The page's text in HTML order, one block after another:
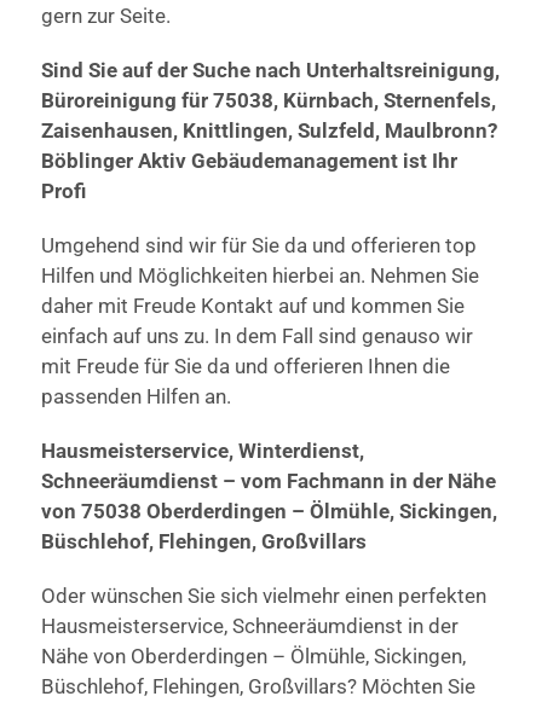
gern zur Seite.
Sind Sie auf der Suche nach Unterhaltsreinigung,
Büroreinigung für 75038, Kürnbach, Sternenfels,
Zaisenhausen, Knittlingen, Sulzfeld, Maulbronn?
Böblinger Aktiv Gebäudemanagement ist Ihr
Profi
Umgehend sind wir für Sie da und offerieren top
Hilfen und Möglichkeiten hierbei an. Nehmen Sie
daher mit Freude Kontakt auf und kommen Sie
einfach auf uns zu. In dem Fall sind genauso wir
mit Freude für Sie da und offerieren Ihnen die
passenden Hilfen an.
Hausmeisterservice, Winterdienst,
Schneeräumdienst – vom Fachmann in der Nähe
von 75038 Oberderdingen – Ölmühle, Sickingen,
Büschlehof, Flehingen, Großvillars
Oder wünschen Sie sich vielmehr einen perfekten
Hausmeisterservice, Schneeräumdienst in der
Nähe von Oberderdingen – Ölmühle, Sickingen,
Büschlehof, Flehingen, Großvillars? Möchten Sie